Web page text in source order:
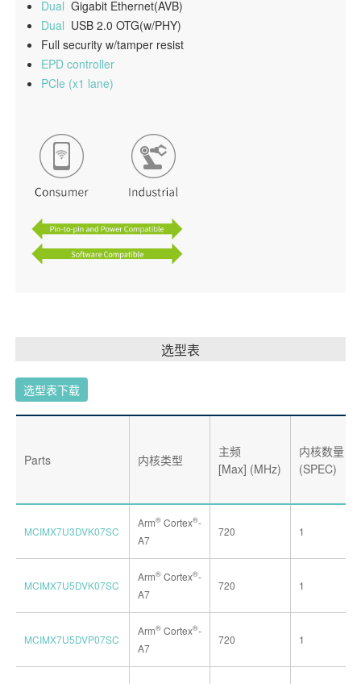
Dual Gigabit Ethernet(AVB)
Dual USB 2.0 OTG(w/PHY)
Full security w/tamper resist
EPD controller
PCle (x1 lane)
选型表
选型表下载
Parts 内核类型
主频
[Max] (MHz)
内核数量
(SPEC)
MCIMX7U3DVK07SC
Arm® Cortex®-
A7
720 1
MCIMX7U5DVK07SC
Arm® Cortex®-
A7
720 1
MCIMX7U5DVP07SC
Arm® Cortex®-
A7
720 1